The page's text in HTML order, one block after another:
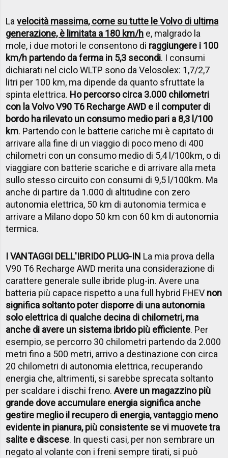
Lavelocità massima, come su tutte le Volvo di ultima
generazione, è limitata a 180 km/h e, malgrado la
mole, i due motori le consentono di raggiungere i 100
km/h partendo da ferma in 5,3 secondi. I consumi
dichiarati nel ciclo WLTP sono da Velosolex: 1,7/2,7
litri per 100 km, ma dipende da quanto sfruttate la
spinta elettrica. Ho percorso circa 3.000 chilometri
con la Volvo V90 T6 Recharge AWD e il computer di
bordo ha rilevato un consumo medio pari a 8,3 l/100
km. Partendo con le batterie cariche mi è capitato di
arrivare alla fine di un viaggio di poco meno di 400
chilometri con un consumo medio di 5,4 l/100km, o di
viaggiare con batterie scariche e di arrivare alla meta
sullo stesso circuito con consumi di 9,5 l/100km. Ma
anche di partire da 1.000 di altitudine con zero
autonomia elettrica, 50 km di autonomia termica e
arrivare a Milano dopo 50 km con 60 km di autonomia
termica.
I VANTAGGI DELL'IBRIDO PLUG-IN La mia prova della
V90 T6 Recharge AWD merita una considerazione di
carattere generale sulle ibride plug-in. Avere una
batteria più capace rispetto a una full hybrid FHEV non
significa soltanto poter disporre di una autonomia
solo elettrica di qualche decina di chilometri, ma
anche di avere un sistema ibrido più efficiente. Per
esempio, se percorro 30 chilometri partendo da 2.000
metri fino a 500 metri, arrivo a destinazione con circa
20 chilometri di autonomia elettrica, recuperando
energia che, altrimenti, si sarebbe sprecata soltanto
per scaldare i dischi freno.Avere un magazzino più
grande dove accumulare energia significa anche
gestire meglio il recupero di energia, vantaggio meno
evidente in pianura, più consistente se vi muovete tra
salite e discese. In questi casi, per non sembrare un
negato al volante con i freni sempre tirati, si può